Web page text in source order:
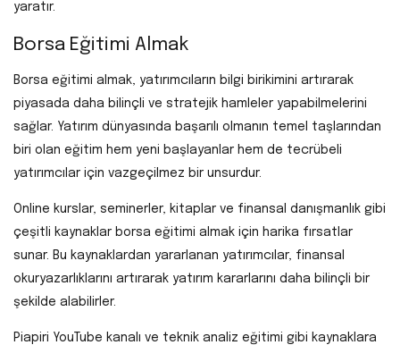
yaratır.
Borsa Eğitimi Almak
Borsa eğitimi almak, yatırımcıların bilgi birikimini artırarak
piyasada daha bilinçli ve stratejik hamleler yapabilmelerini
sağlar. Yatırım dünyasında başarılı olmanın temel taşlarından
biri olan eğitim hem yeni başlayanlar hem de tecrübeli
yatırımcılar için vazgeçilmez bir unsurdur.
Online kurslar, seminerler, kitaplar ve finansal danışmanlık gibi
çeşitli kaynaklar borsa eğitimi almak için harika fırsatlar
sunar. Bu kaynaklardan yararlanan yatırımcılar, finansal
okuryazarlıklarını artırarak yatırım kararlarını daha bilinçli bir
şekilde alabilirler.
Piapiri YouTube kanalı ve teknik analiz eğitimi gibi kaynaklara